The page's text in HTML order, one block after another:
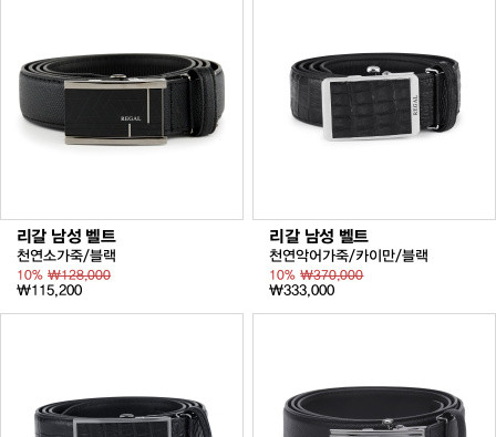
리갈 남성 벨트
천연소가죽/블랙
10% ₩128,000
₩115,200
리갈 남성 벨트
천연악어가죽/카이만/블랙
10%₩370,000
₩333,000